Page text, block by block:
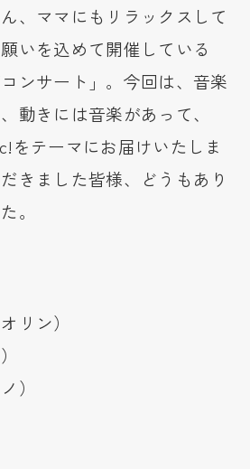
、ママにもリラックスして
いを込めて開催している
コンサート」。今回は、音楽
動きには音楽があって、
をテーマにお届けいたしま
きました皆様、どうもあり
。
リン）
）